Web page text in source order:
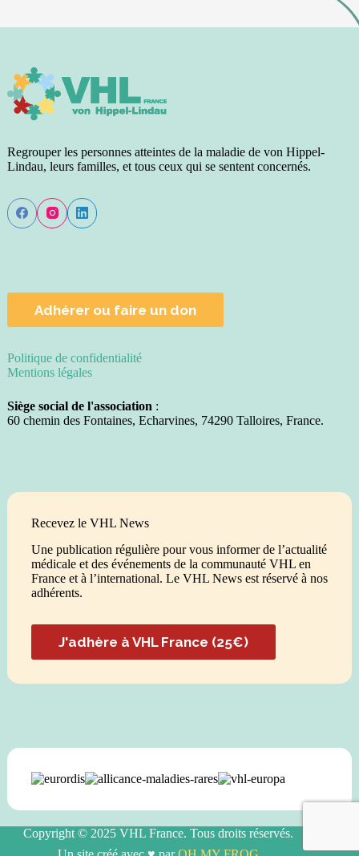
Regrouper les personnes atteintes de la maladie de von Hippel-
Lindau, leurs familles, et tous ceux qui se sentent concernés.
Adhérer ou faire un don
Politique de confidentialité
Mentions légales
Siège social de l'association:
60 chemin des Fontaines, Echarvines, 74290 Talloires, France.
Recevez le VHL News
Une publication régulière pour vous informer de l’actualité
médicale et des événements de la communauté VHL en
France et à l’international. Le VHL News est réservé à nos
adhérents.
J'adhère à VHL France (25€)
Copyright © 2025 VHL France. Tous droits réservés.